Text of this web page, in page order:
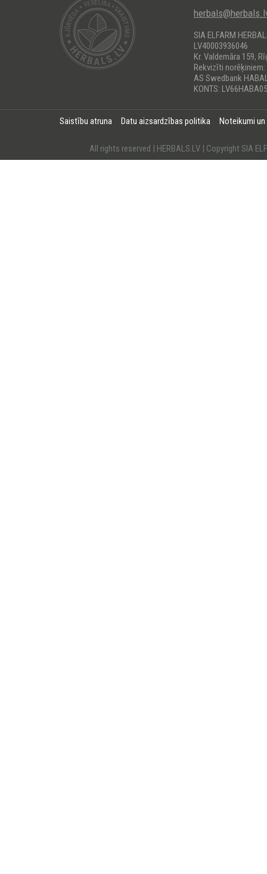
SIA ELFARM
LV40003936046
Kr. Valdemāra 159,
Rekvizīti norēķiniem:
AS Swedbank
KONTS:
Saistību atruna Datu aizsardzības politika Noteikumi
All rights reserved | HERBALS.LV | Copyright SIA